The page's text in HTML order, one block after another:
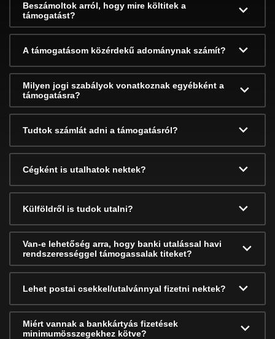
Beszámoltok arról, hogy mire költitek a
támogatást?
A támogatásom közérdekű adománynak számít?
Milyen jogi szabályok vonatkoznak egyébként a
támogatásra?
Tudtok számlát adni a támogatásról?
Cégként is utalhatok nektek?
Külföldről is tudok utalni?
Van-e lehetőség arra, hogy banki utalással havi
rendszerességgel támogassalak titeket?
Lehet postai csekkel/utalvánnyal fizetni nektek?
Miért vannak a bankkártyás fizetések
minimumösszegekhez kötve?